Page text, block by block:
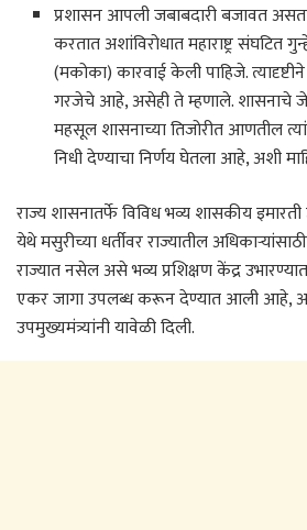
प्रशासन आपली जबाबदारी बजावत
करतात अशांविरोधात महाराष्ट्र संघटित
(मकोका) कारवाई केली पाहिजे.
गरजेचे आहे, असेही ते म्हणाले. शासनाचे
महसूल शासनाच्या तिजोरीत आणतील
निधी देण्याचा निर्णय घेतला आहे, अशी
राज्य शासनातर्फे विविध भव्य शासकीय
येथे मसुरीच्या धर्तीवर राज्यातील
राज्यात नसेल असे भव्य प्रशिक्षण केंद्र
एकर जागा उपलब्ध करून देण्यात आली आहे,
उपमुख्यमंत्र्यांनी यावेळी दिली.